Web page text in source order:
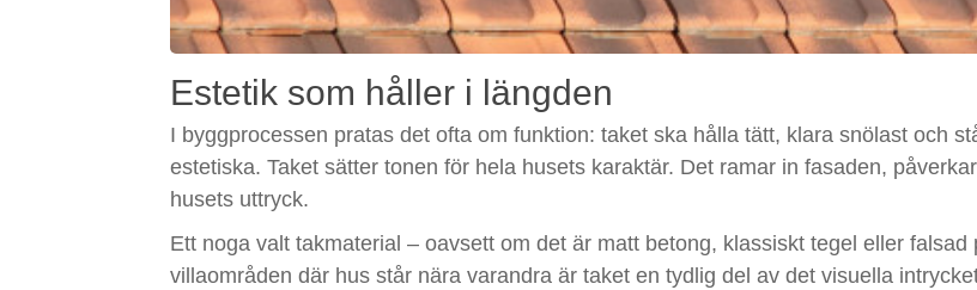
Estetik som håller i längden
I byggprocessen pratas det ofta om funktion: taket ska hålla tätt, klara snölast och
estetiska. Taket sätter tonen för hela husets karaktär. Det ramar in fasaden,
husets uttryck.
Ett noga valt takmaterial – oavsett om det är matt betong, klassiskt tegel eller
villaområden där hus står nära varandra är taket en tydlig del av det visuella